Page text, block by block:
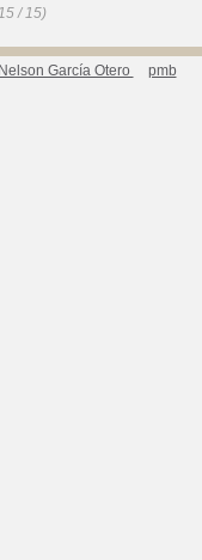
/ 15)
García Otero pmb